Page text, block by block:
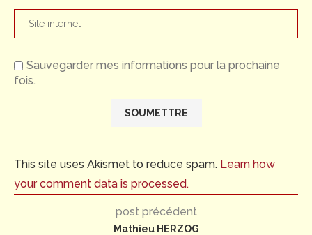
Sauvegarder mes informations pour la prochaine
fois.
This site uses Akismet to reduce spam. Learn how
your comment data is processed.
post précédent
Mathieu HERZOG